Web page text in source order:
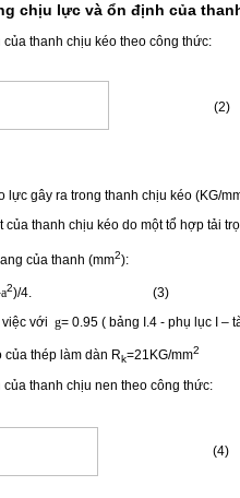
chịu lực và ổn định của
thanh chịu kéo theo công thức:
(2)
lực gây ra trong thanh chịu kéo (KG/
của thanh chịu kéo do một tổ hợp tải
của thanh (mm2):
a2)/4. (3)
với g= 0.95 ( bảng I.4 - phụ
thép làm dàn Rk=21KG/mm2
thanh chịu nen theo công thức:
(4)